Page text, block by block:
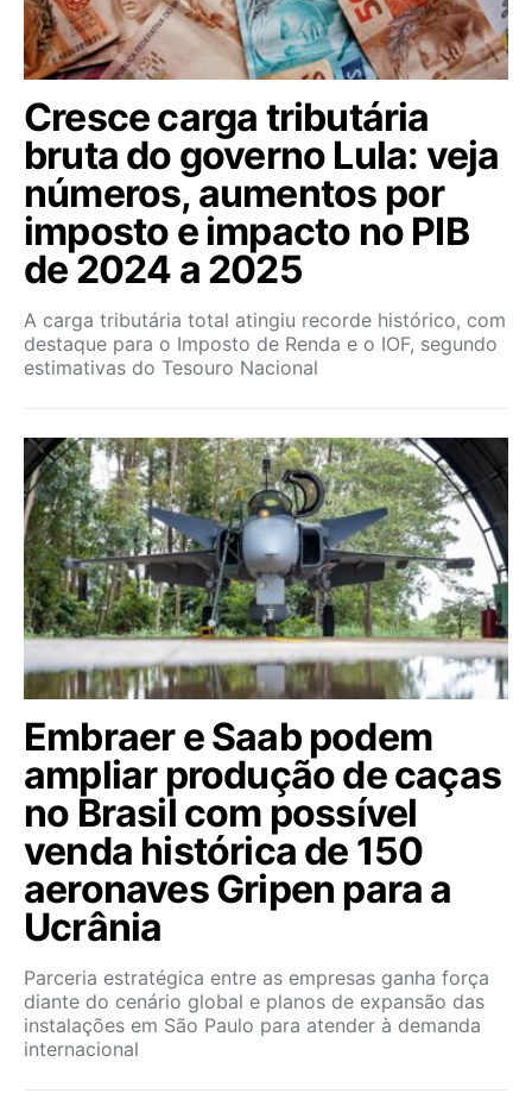
Cresce carga tributária
bruta do governo Lula: veja
números, aumentos por
imposto e impacto no PIB
de 2024 a 2025
A carga tributária total atingiu recorde histórico, com
destaque para o Imposto de Renda e o IOF, segundo
estimativas do Tesouro Nacional
Embraer e Saab podem
ampliar produção de caças
no Brasil com possível
venda histórica de 150
aeronaves Gripen para a
Ucrânia
Parceria estratégica entre as empresas ganha força
diante do cenário global e planos de expansão das
instalações em São Paulo para atender à demanda
internacional